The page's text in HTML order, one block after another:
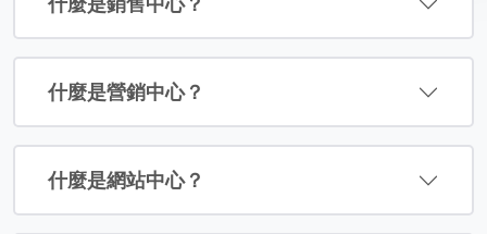
什麼是營銷中心？
什麼是網站中心？